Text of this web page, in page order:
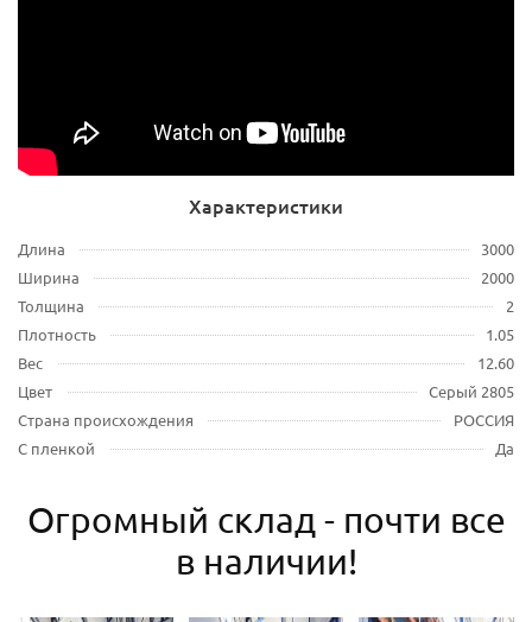
Характеристики
Длина
3000
Ширина
2000
Толщина
2
Плотность
1.05
Вес
12.60
Цвет
Серый 2805
Страна происхождения
РОССИЯ
С пленкой
Да
Огромный склад - почти все
в наличии!